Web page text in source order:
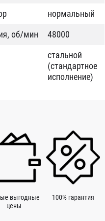
нормальный
об/мин
48000
стальной
(стандартное
исполнение)
выгодные
цены
100% гарантия